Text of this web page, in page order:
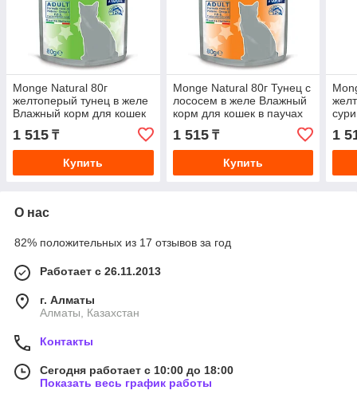
Monge Natural 80г
желтоперый тунец в желе
Влажный корм для кошек
в паучах
1 515 ₸
Купить
Monge Natural 80г Тунец с
лососем в желе Влажный
корм для кошек в паучах
1 515₸
Купить
1
О нас
82% положительных из 17 отзывов за год
Работает с 26.11.2013
г. Алматы
Алматы, Казахстан
Контакты
Сегодня работает с 10:00 до 18:00
Показать весь график работы